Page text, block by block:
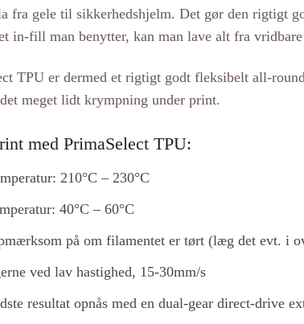
fra gele til sikkerhedshjelm. Det gør den rigtigt
in-fill man benytter, kan man lave alt fra
TPU er dermed et rigtigt godt fleksibelt all-
meget lidt krympning under print.
med PrimaSelect TPU:
210°C – 230°C
40°C – 60°C
på om filamentet er tørt (læg det evt. i
ved lav hastighed, 15-30mm/s
resultat opnås med en dual-gear direct-drive